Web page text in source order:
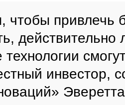
чтобы привлечь
действительно
инвестор,